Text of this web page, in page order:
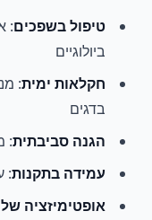
טיפול בשפכים:
ביולוגיים
חקלאות ימית:
בדגים
הגנה סביבתית:
עמידה בתקנות:
אופטימיזציה